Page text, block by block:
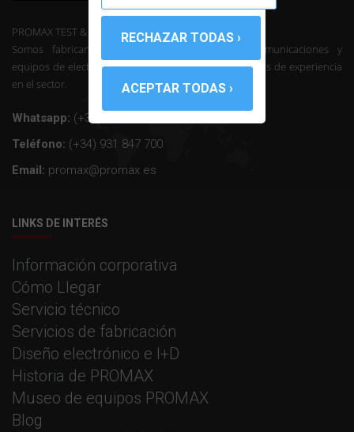
PROMAX TEST & MEASUREMENT, SLU ©
Somos fabricantes de instrumentación de telecomunicaciones y
equipos de electrónica profesional con mas de 50 años de experiencia
en el sector.
Whatsapp: (+34) 607 26 65 32
Teléfono: (+34) 931 847 700
Email: promax@promax.es
LINKS DE INTERÉS
Información corporativa
Cómo Llegar
Servicio técnico
Servicios de fabricación
Diseño electrónico e I+D
Historia de PROMAX
Museo de equipos PROMAX
Blog